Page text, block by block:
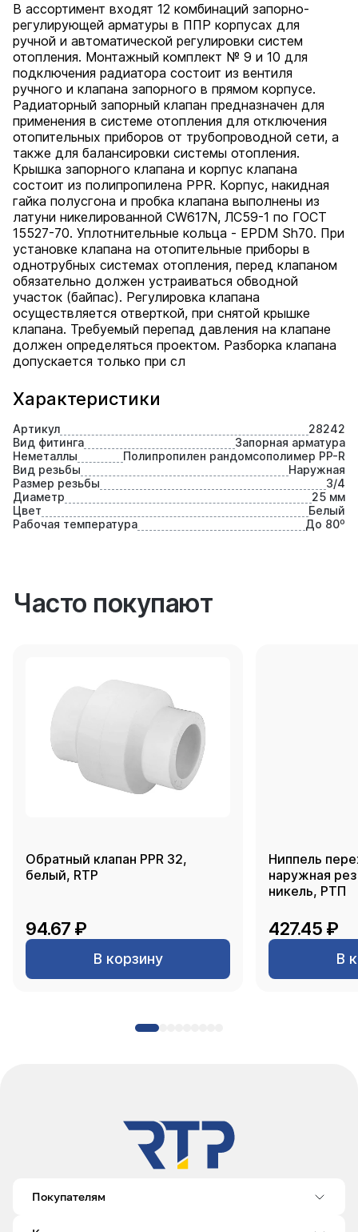
Характеристики
Артикул
28242
Вид фитинга
Запорная арматура
Неметаллы
Полипропилен рандомсополимер PP-R
Вид резьбы
Наружная
Размер резьбы
3/4
Диаметр
25 мм
Цвет
Белый
Рабочая температура
До 80⁰
В ассортимент входят 12 комбинаций запорно-
регулирующей арматуры в ППР корпусах для
ручной и автоматической регулировки систем
отопления. Монтажный комплект № 9 и 10 для
подключения радиатора состоит из вентиля
ручного и клапана запорного в прямом корпусе.
Радиаторный запорный клапан предназначен для
применения в системе отопления для отключения
отопительных приборов от трубопроводной сети, а
также для балансировки системы отопления.
Крышка запорного клапана и корпус клапана
состоит из полипропилена PPR. Корпус, накидная
гайка полусгона и пробка клапана выполнены из
латуни никелированной CW617N, ЛС59-1 по ГОСТ
15527-70. Уплотнительные кольца - EPDM Sh70. При
установке клапана на отопительные приборы в
однотрубных системах отопления, перед клапаном
обязательно должен устраиваться обводной
участок (байпас). Регулировка клапана
осуществляется отверткой, при снятой крышке
клапана. Требуемый перепад давления на клапане
должен определяться проектом. Разборка клапана
допускается только при сл
Часто покупают
Обратный клапан PPR 32,
белый, RTP
94.67 ₽
В корзину
Ниппель
наружная
никель, РТП
427.45 ₽
В
Покупателям